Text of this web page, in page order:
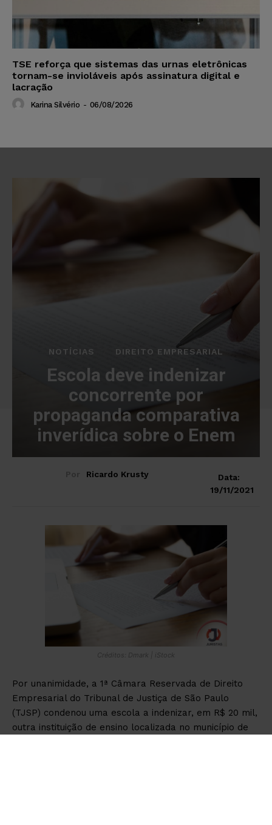
TSE reforça que sistemas das urnas eletrônicas
tornam-se invioláveis após assinatura digital e
lacração
Karina Silvério - 06/08/2026